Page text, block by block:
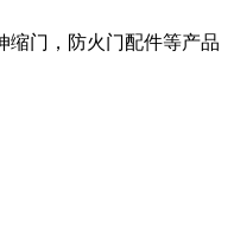
缩门，防火门配件等产品